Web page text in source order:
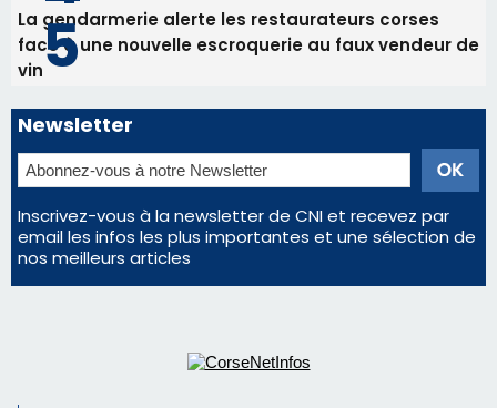
Inscrivez-vous à la newsletter de CNI et recevez par
email les infos les plus importantes et une sélection de
nos meilleurs articles
Régie publicitaire
Mentions légales
Nous contacter